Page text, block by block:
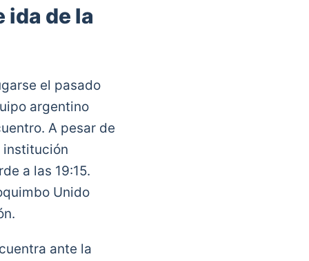
ida de la
el pasado
argentino
A pesar de
institución
a las 19:15.
Unido
ante la